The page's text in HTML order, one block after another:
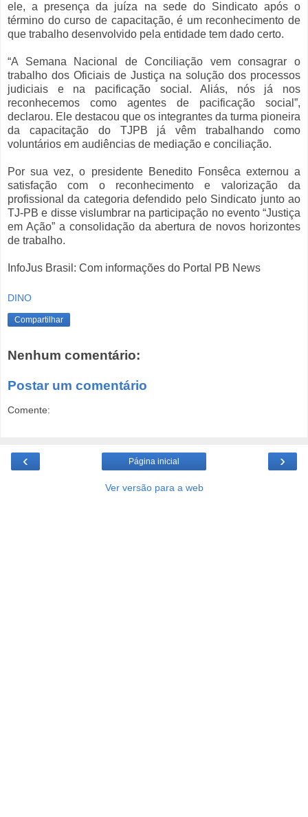
ele, a presença da juíza na sede do Sindicato após o
término do curso de capacitação, é um reconhecimento de
que trabalho desenvolvido pela entidade tem dado certo.
“A Semana Nacional de Conciliação vem consagrar o
trabalho dos Oficiais de Justiça na solução dos processos
judiciais e na pacificação social. Aliás, nós já nos
reconhecemos como agentes de pacificação social”,
declarou. Ele destacou que os integrantes da turma pioneira
da capacitação do TJPB já vêm trabalhando como
voluntários em audiências de mediação e conciliação.
Por sua vez, o presidente Benedito Fonsêca externou a
satisfação com o reconhecimento e valorização da
profissional da categoria defendido pelo Sindicato junto ao
TJ-PB e disse vislumbrar na participação no evento “Justiça
em Ação” a consolidação da abertura de novos horizontes
de trabalho.
InfoJus Brasil: Com informações do Portal PB News
DINO
Compartilhar
Nenhum comentário:
Postar um comentário
Comente:
‹ ›
Página inicial
Ver versão para a web